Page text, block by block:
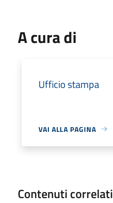
A cura di
Ufficio stampa
VAI ALLA PAGINA
Contenuti correlati